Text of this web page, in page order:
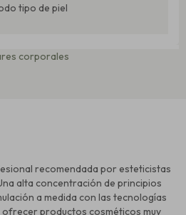
tipo de piel
corporales
recomendada por esteticistas
alta concentración de principios
a medida con las tecnologías
productos cosméticos muy